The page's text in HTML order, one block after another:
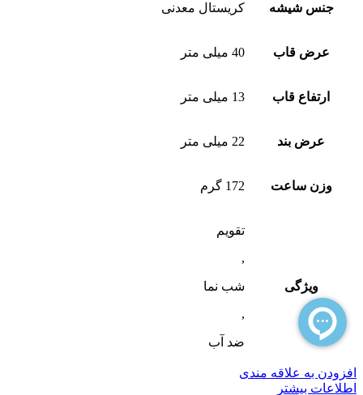
جنس شیشه کریستال معدنی
عرض قاب 40 میلی متر
ارتفاع قاب 13 میلی متر
عرض بند 22 میلی متر
وزن ساعت 172 گرم
ویژگی
تقویم
,
شب‌ نما
,
ضد آب
افزودن به علاقه مندی
اطلاعات بیشتر